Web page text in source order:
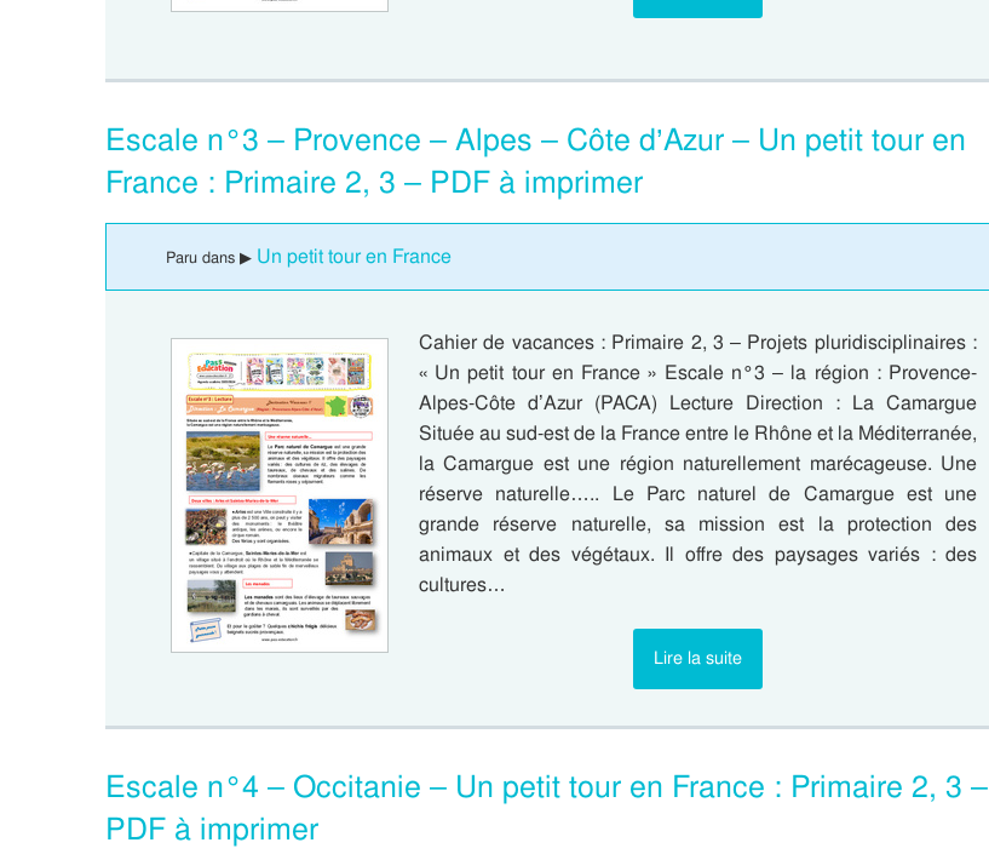
Escale n°3 – Provence – Alpes – Côte d’Azur – Un petit tour en
France : Primaire 2, 3 – PDF à imprimer
Paru dans ▶ Un petit tour en France
Cahier de vacances : Primaire 2, 3 – Projets pluridisciplinaires :
« Un petit tour en France » Escale n°3 – la région : Provence-
Alpes-Côte d’Azur (PACA) Lecture Direction : La Camargue
Située au sud-est de la France entre le Rhône et la Méditerranée,
la Camargue est une région naturellement marécageuse. Une
réserve naturelle….. Le Parc naturel de Camargue est une
grande réserve naturelle, sa mission est la protection des
animaux et des végétaux. Il offre des paysages variés : des
cultures…
Lire la suite
Escale n°4 – Occitanie – Un petit tour en France : Primaire 2, 3 –
PDF à imprimer